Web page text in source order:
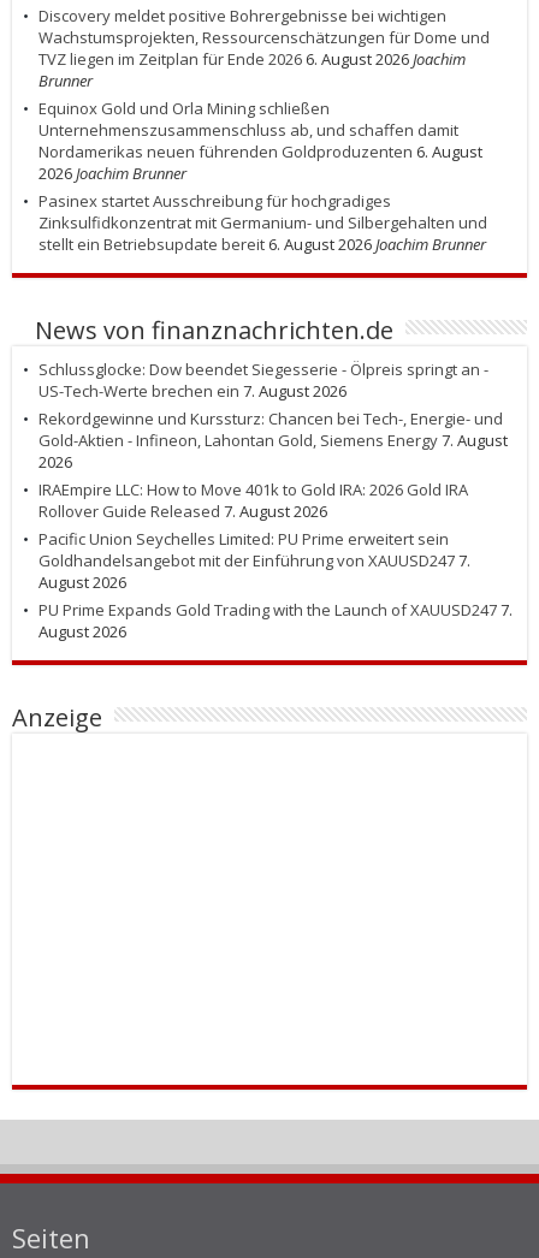
Discovery meldet positive Bohrergebnisse bei wichtigen
Wachstumsprojekten, Ressourcenschätzungen für Dome und
TVZ liegen im Zeitplan für Ende 2026 6. August 2026Joachim
Brunner
Equinox Gold und Orla Mining schließen
Unternehmenszusammenschluss ab, und schaffen damit
Nordamerikas neuen führenden Goldproduzenten 6. August
2026Joachim Brunner
Pasinex startet Ausschreibung für hochgradiges
Zinksulfidkonzentrat mit Germanium- und Silbergehalten und
stellt ein Betriebsupdate bereit 6. August 2026Joachim Brunner
News von finanznachrichten.de
Schlussglocke: Dow beendet Siegesserie - Ölpreis springt an -
US-Tech-Werte brechen ein 7. August 2026
Rekordgewinne und Kurssturz: Chancen bei Tech-, Energie- und
Gold-Aktien - Infineon, Lahontan Gold, Siemens Energy7. August
2026
IRAEmpire LLC: How to Move 401k to Gold IRA: 2026 Gold IRA
Rollover Guide Released 7. August 2026
Pacific Union Seychelles Limited: PU Prime erweitert sein
Goldhandelsangebot mit der Einführung von XAUUSD2477.
August 2026
PU Prime Expands Gold Trading with the Launch of XAUUSD2477.
August 2026
Anzeige
Seiten